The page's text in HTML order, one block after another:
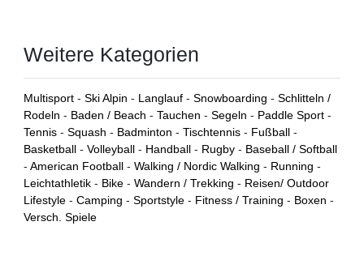
Weitere Kategorien
Multisport - Ski Alpin - Langlauf - Snowboarding - Schlitteln /
Rodeln - Baden / Beach - Tauchen - Segeln - Paddle Sport -
Tennis - Squash - Badminton - Tischtennis - Fußball -
Basketball - Volleyball - Handball - Rugby - Baseball / Softball
- American Football - Walking / Nordic Walking - Running -
Leichtathletik - Bike - Wandern / Trekking - Reisen/ Outdoor
Lifestyle - Camping - Sportstyle - Fitness / Training - Boxen -
Versch. Spiele